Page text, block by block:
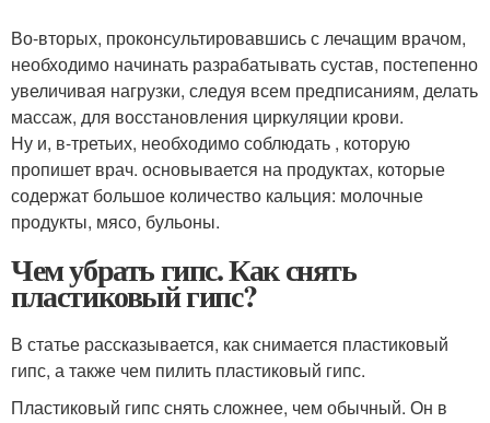
Во-вторых, проконсультировавшись с лечащим врачом,
необходимо начинать разрабатывать сустав, постепенно
увеличивая нагрузки, следуя всем предписаниям, делать
массаж, для восстановления циркуляции крови.
Ну и, в-третьих, необходимо соблюдать , которую
пропишет врач. основывается на продуктах, которые
содержат большое количество кальция: молочные
продукты, мясо, бульоны.
Чем убрать гипс. Как снять
пластиковый гипс?
В статье рассказывается, как снимается пластиковый
гипс, а также чем пилить пластиковый гипс.
Пластиковый гипс снять сложнее, чем обычный. Он в